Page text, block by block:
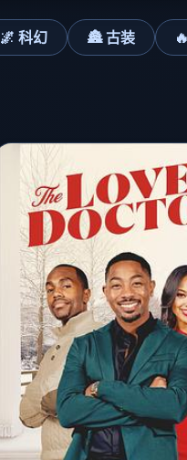
🌌 科幻 🏯 古装